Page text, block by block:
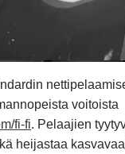
voitoista
fi-fi. Pelaajien
heijastaa